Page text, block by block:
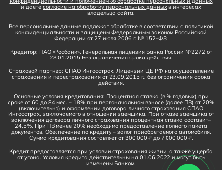
и даете согласие на обработку персональных данных в интересах
владельца сайта.
Все персональные данные подлежат обработке в соответствии с политикой
конфиденциальности и защищены Федеральным законом Российской
Федерации от 27 июля 2006 г. № 152-ФЗ.
Кредитор: ПАО «Росбанк». Генеральная лицензия Банка России №2272 от
28.01.2015 Без ограничения срока действия.
Страховой партнер: СПАО Ингосстрах. Лицензии ЦБ РФ на осуществление
страхования и перестрахования от 23.09.2015 г., без ограничения срока
действия.
Основные условия кредитования: Процентная ставка (в % годовых) при
сроке от 60 до 84 мес. – 18% при первоначальном взносе (далее ПВ) от 20%
(включительно) и оформлении договора личного страхования СПАО
Ингосстрах, заключаемого в отношении заемщика. При отказе заемщика от
заключения договора личного страхования процентная ставка составит–
24,5%. При ПВ менее 20% необходимо предоставление полного пакета
документов. Обеспечение по кредиту – залог приобретаемого автомобиля.
Сумма кредитования составляет от 300 000 ₽ до 7 000 000 ₽.
Кредит предоставляется при условии страхования жизни, а также ущерба
от угона. Условия кредита действительны на 01.06.2022 и могут быть
изменены Банком.